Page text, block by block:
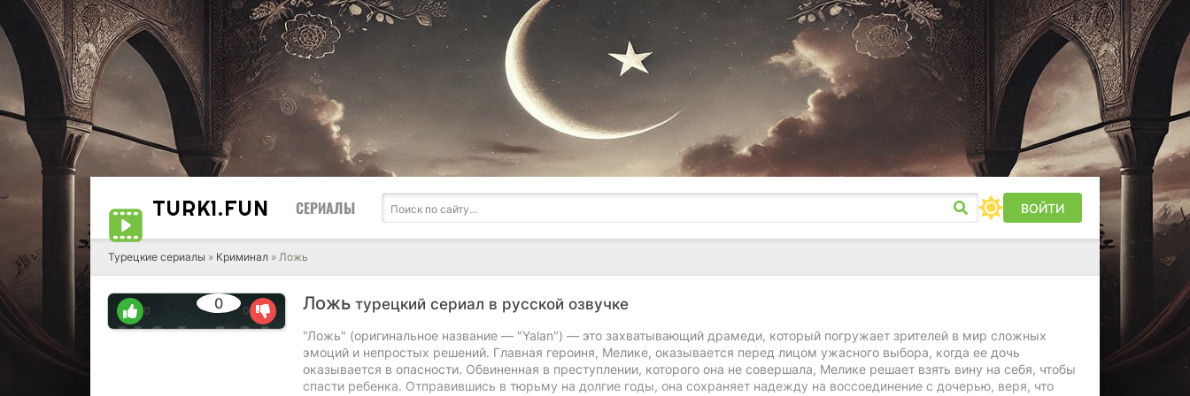
TURK1.FUN СЕРИАЛЫ ВОЙТИ
Турецкие сериалы » Криминал » Ложь
Ложь турецкий сериал в русской озвучке
0
0 0
"Ложь" (оригинальное название — "Yalan") — это захватывающий драмеди, который погружает зрителей в мир сложных
эмоций и непростых решений. Главная героиня, Мелике, оказывается перед лицом ужасного выбора, когда ее дочь
оказывается в опасности. Обвиненная в преступлении, которого она не совершала, Мелике решает взять вину на себя, чтобы
спасти ребенка. Отправившись в тюрьму на долгие годы, она сохраняет надежду на воссоединение с дочерью, веря, что